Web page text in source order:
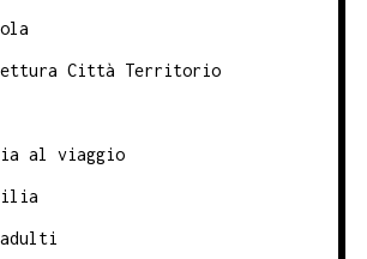
Città Territorio
al viaggio